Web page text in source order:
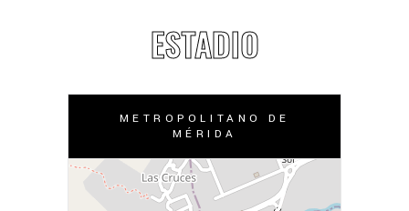
ESTADIO
METROPOLITANO DE
MÉRIDA